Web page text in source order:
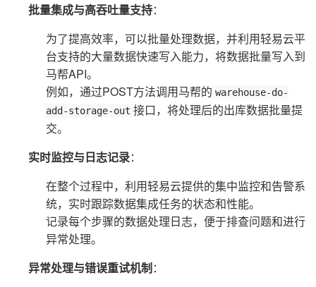
批量集成与高吞吐量支持：
为了提高效率，可以批量处理数据，并利用轻易云平
台支持的大量数据快速写入能力，将数据批量写入到
马帮API。
例如，通过POST方法调用马帮的 warehouse-do-
add-storage-out 接口，将处理后的出库数据批量提
交。
实时监控与日志记录：
在整个过程中，利用轻易云提供的集中监控和告警系
统，实时跟踪数据集成任务的状态和性能。
记录每个步骤的数据处理日志，便于排查问题和进行
异常处理。
异常处理与错误重试机制：